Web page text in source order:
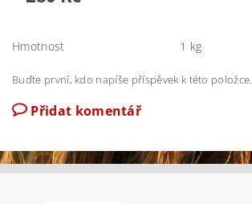
Hmotnost 1 kg
Buďte první, kdo napíše příspěvek k této položce.
Přidat komentář